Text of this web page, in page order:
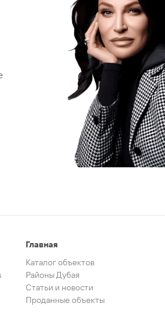
Главная
Каталог объектов
Районы Дубая
Статьи и новости
Проданные объекты